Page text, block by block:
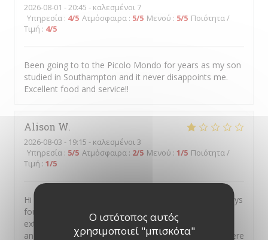
Ο ιστότοπος αυτός
χρησιμοποιεί "μπισκότα"
2026-08-01 - 20:45 - καλεσμένοι 7
Υπηρεσία : 4/5 Ατμόσφαιρα : 5/5 Μενού : 5/5 Ποιότητα /
Τιμή : 4/5
Been going to to the Picolo Mondo for years as my son
studied in Southampton and it never disappoints me.
Excellent food and service!!
Alison W
2026-08-03 - 19:15 - καλεσμένοι 3
Υπηρεσία : 5/5 Ατμόσφαιρα : 2/5 Μενού : 1/5 Ποιότητα /
Τιμή : 1/5
Hi I always recommend your restaurant as I have always
found the food exceptional But on this occasion was
extremely disappointed It was my sons birthday treat
and I had raved about you so much he said let’s go there